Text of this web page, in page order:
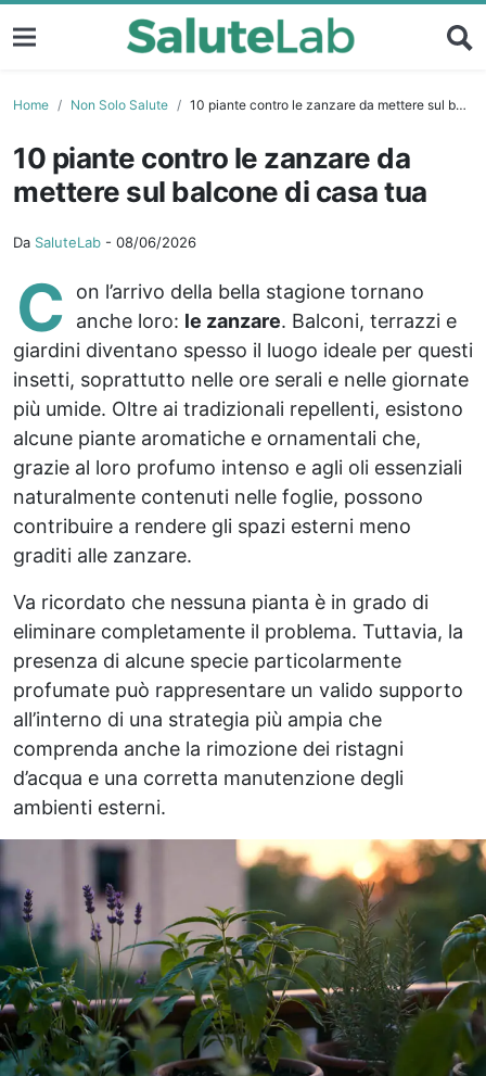
Home Non Solo Salute 10 piante contro le zanzare da mettere sul balcone di casa tua
10 piante contro le zanzare da
mettere sul balcone di casa tua
Da SaluteLab - 08/06/2026
C
on l’arrivo della bella stagione tornano
anche loro: le zanzare. Balconi, terrazzi e
giardini diventano spesso il luogo ideale per questi
insetti, soprattutto nelle ore serali e nelle giornate
più umide. Oltre ai tradizionali repellenti, esistono
alcune piante aromatiche e ornamentali che,
grazie al loro profumo intenso e agli oli essenziali
naturalmente contenuti nelle foglie, possono
contribuire a rendere gli spazi esterni meno
graditi alle zanzare.
Va ricordato che nessuna pianta è in grado di
eliminare completamente il problema. Tuttavia, la
presenza di alcune specie particolarmente
profumate può rappresentare un valido supporto
all’interno di una strategia più ampia che
comprenda anche la rimozione dei ristagni
d’acqua e una corretta manutenzione degli
ambienti esterni.